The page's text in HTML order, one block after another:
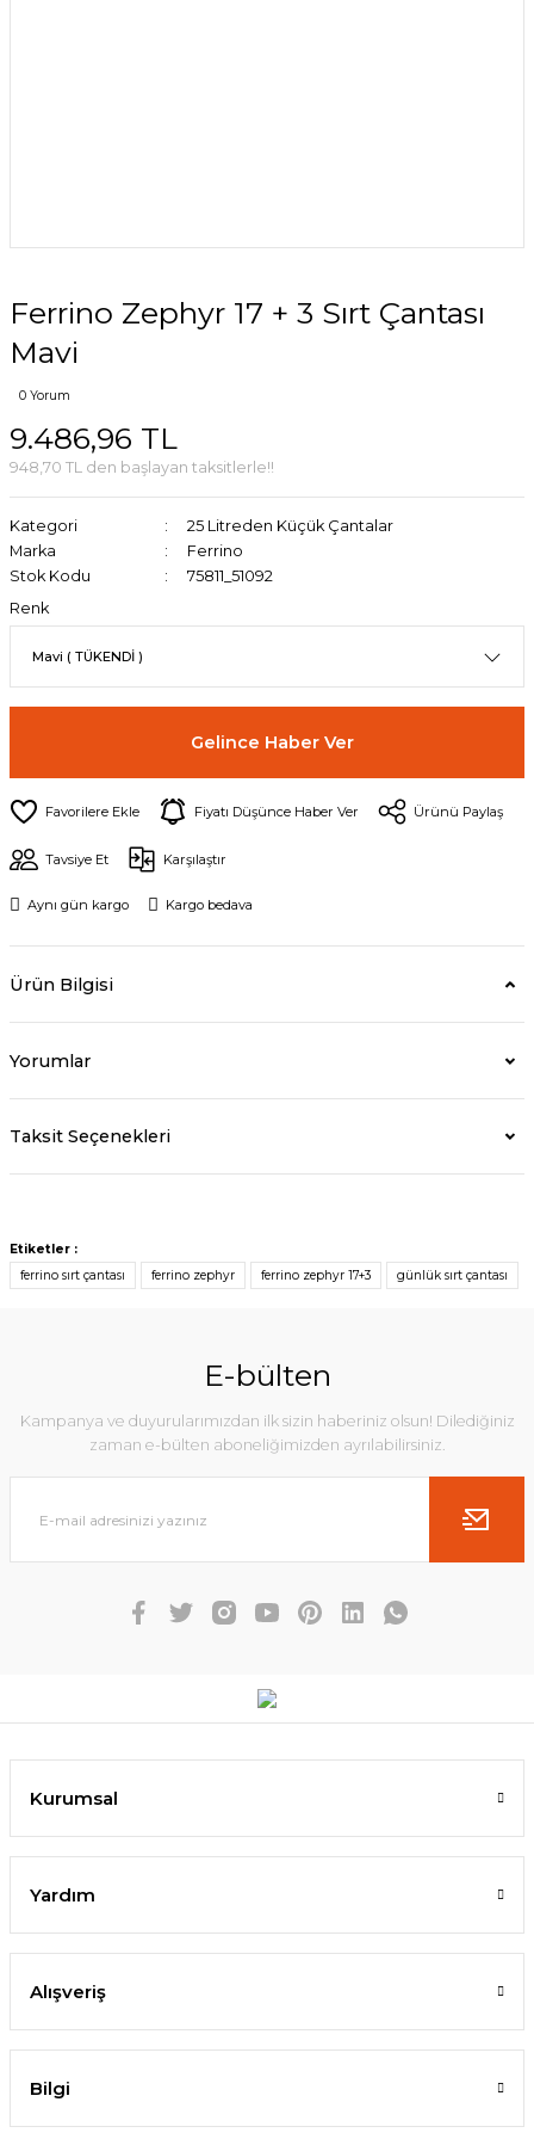
Ferrino Zephyr 17 + 3 Sırt Çantası
Mavi
0 Yorum
9.486,96 TL
948,70 TL den başlayan taksitlerle!!
Kategori
25 Litreden Küçük Çantalar
Marka
Ferrino
Stok Kodu
75811_51092
Renk
Gelince Haber Ver
Fiyatı Düşünce Haber Ver Ürünü Paylaş
Tavsiye Et Karşılaştır
Aynı gün kargo Kargo bedava
Ürün Bilgisi
Yorumlar
Taksit Seçenekleri
Etiketler :
ferrino sırt çantası
ferrino zephyr ferrino zephyr 17+3 günlük sırt çantası
E-bülten
Kampanya ve duyurularımızdan ilk sizin haberiniz olsun! Dilediğiniz
zaman e-bülten aboneliğimizden ayrılabilirsiniz.
Kurumsal
Yardım
Alışveriş
Bilgi